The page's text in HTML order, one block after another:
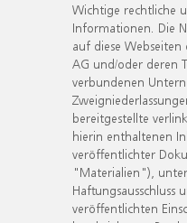
Wichtige rechtliche
Informationen. Die
auf diese
AG und/oder deren
verbundenen
bereitgestellte
hierin enthaltenen
veröffentlichter
"Materialien"),
Haftungsausschluss
veröffentlichten